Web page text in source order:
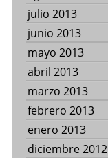
julio 2013
junio 2013
mayo 2013
abril 2013
marzo 2013
febrero 2013
enero 2013
diciembre 2012